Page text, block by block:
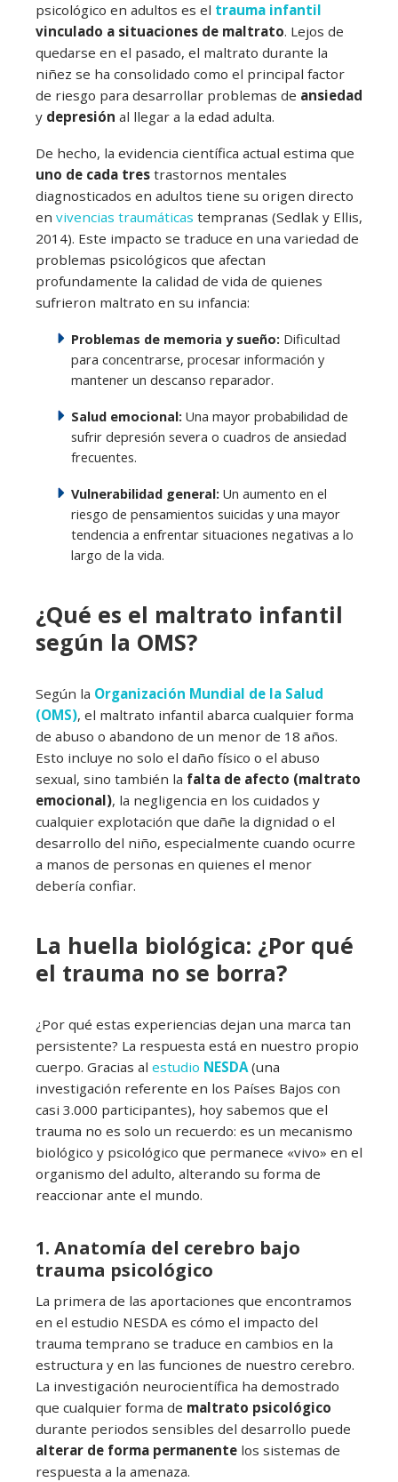
psicológico en adultos es el trauma infantil
vinculado a situaciones de maltrato. Lejos de
quedarse en el pasado, el maltrato durante la
niñez se ha consolidado como el principal factor
de riesgo para desarrollar problemas de ansiedad
y depresión al llegar a la edad adulta.
De hecho, la evidencia científica actual estima que
uno de cada tres trastornos mentales
diagnosticados en adultos tiene su origen directo
en vivencias traumáticas tempranas (Sedlak y Ellis,
2014). Este impacto se traduce en una variedad de
problemas psicológicos que afectan
profundamente la calidad de vida de quienes
sufrieron maltrato en su infancia:
Problemas de memoria y sueño: Dificultad
para concentrarse, procesar información y
mantener un descanso reparador.
Salud emocional: Una mayor probabilidad de
sufrir depresión severa o cuadros de ansiedad
frecuentes.
Vulnerabilidad general: Un aumento en el
riesgo de pensamientos suicidas y una mayor
tendencia a enfrentar situaciones negativas a lo
largo de la vida.
¿Qué es el maltrato infantil
según la OMS?
Según la Organización Mundial de la Salud
(OMS), el maltrato infantil abarca cualquier forma
de abuso o abandono de un menor de 18 años.
Esto incluye no solo el daño físico o el abuso
sexual, sino también la falta de afecto (maltrato
emocional), la negligencia en los cuidados y
cualquier explotación que dañe la dignidad o el
desarrollo del niño, especialmente cuando ocurre
a manos de personas en quienes el menor
debería confiar.
La huella biológica: ¿Por qué
el trauma no se borra?
¿Por qué estas experiencias dejan una marca tan
persistente? La respuesta está en nuestro propio
cuerpo. Gracias al estudio NESDA(una
investigación referente en los Países Bajos con
casi 3.000 participantes), hoy sabemos que el
trauma no es solo un recuerdo: es un mecanismo
biológico y psicológico que permanece «vivo» en el
organismo del adulto, alterando su forma de
reaccionar ante el mundo.
1. Anatomía del cerebro bajo
trauma psicológico
La primera de las aportaciones que encontramos
en el estudio NESDA es cómo el impacto del
trauma temprano se traduce en cambios en la
estructura y en las funciones de nuestro cerebro.
La investigación neurocientífica ha demostrado
que cualquier forma de maltrato psicológico
durante periodos sensibles del desarrollo puede
alterar de forma permanente los sistemas de
respuesta a la amenaza.